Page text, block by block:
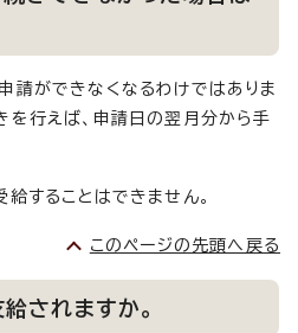
請ができなくなるわけではありま
を行えば、申請日の翌月分から手
することはできません。
このページの先頭へ戻る
されますか。